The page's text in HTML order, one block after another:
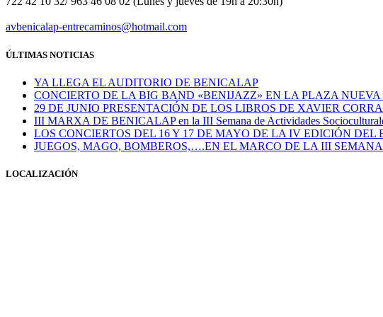
avbenicalap-entrecaminos@hotmail.com
ÚLTIMAS NOTICIAS
YA LLEGA EL AUDITORIO DE BENICALAP
CONCIERTO DE LA BIG BAND «BENIJAZZ» EN LA PLAZA
29 DE JUNIO PRESENTACIÓN DE LOS LIBROS DE XAVIER
III MARXA DE BENICALAP en la III Semana de Actividades
LOS CONCIERTOS DEL 16 Y 17 DE MAYO DE LA IV EDICIÓN DEL
JUEGOS, MAGO, BOMBEROS,….EN EL MARCO DE LA III
LOCALIZACIÓN